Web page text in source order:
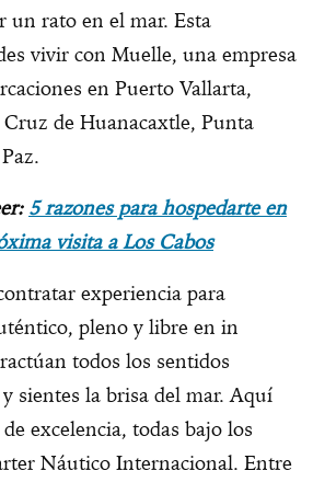
un rato en el mar. Esta
vivir con Muelle, una empresa
en Puerto Vallarta,
de Huanacaxtle, Punta
5 razones para hospedarte en
visita a Los Cabos
experiencia para
pleno y libre en in
todos los sentidos
sientes la brisa del mar. Aquí
excelencia, todas bajo los
Náutico Internacional. Entre